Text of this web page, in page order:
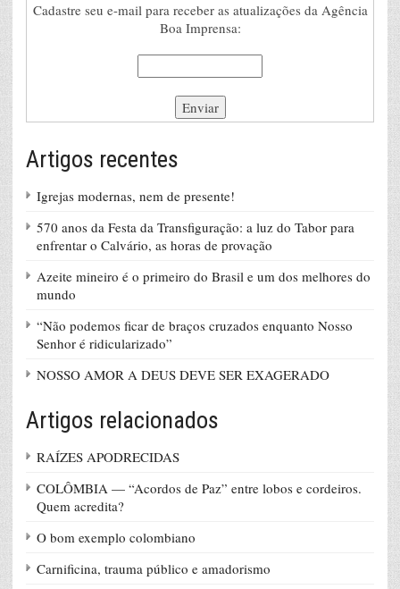
Cadastre seu e-mail para receber as atualizações da Agência
Boa Imprensa:
Artigos recentes
Igrejas modernas, nem de presente!
570 anos da Festa da Transfiguração: a luz do Tabor para
enfrentar o Calvário, as horas de provação
Azeite mineiro é o primeiro do Brasil e um dos melhores do
mundo
“Não podemos ficar de braços cruzados enquanto Nosso
Senhor é ridicularizado”
NOSSO AMOR A DEUS DEVE SER EXAGERADO
Artigos relacionados
RAÍZES APODRECIDAS
COLÔMBIA — “Acordos de Paz” entre lobos e cordeiros.
Quem acredita?
O bom exemplo colombiano
Carnificina, trauma público e amadorismo